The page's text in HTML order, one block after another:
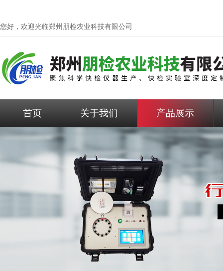
您好，欢迎光临郑州朋检农业科技有限公司
首页 关于我们 产品展示